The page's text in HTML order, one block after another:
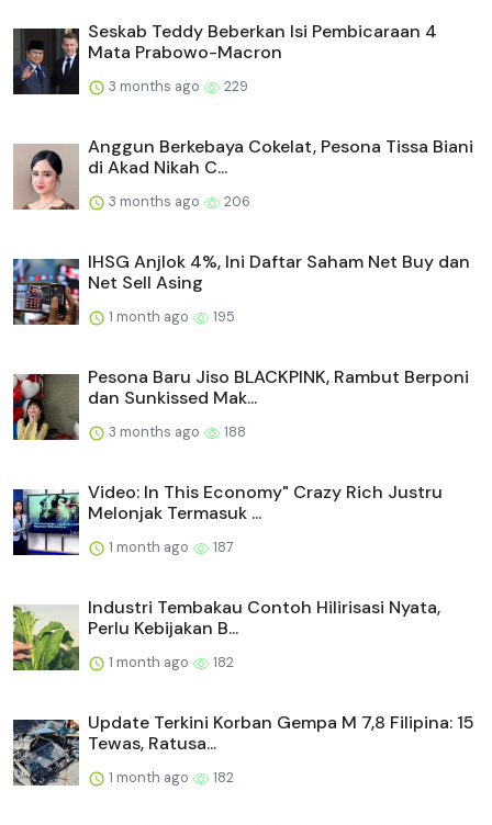
Seskab Teddy Beberkan Isi Pembicaraan 4
Mata Prabowo-Macron
3 months ago 229
Anggun Berkebaya Cokelat, Pesona Tissa Biani
di Akad Nikah C...
3 months ago 206
IHSG Anjlok 4%, Ini Daftar Saham Net Buy dan
Net Sell Asing
1 month ago 195
Pesona Baru Jiso BLACKPINK, Rambut Berponi
dan Sunkissed Mak...
3 months ago 188
Video: In This Economy" Crazy Rich Justru
Melonjak Termasuk ...
1 month ago 187
Industri Tembakau Contoh Hilirisasi Nyata,
Perlu Kebijakan B...
1 month ago 182
Update Terkini Korban Gempa M 7,8 Filipina: 15
Tewas, Ratusa...
1 month ago 182